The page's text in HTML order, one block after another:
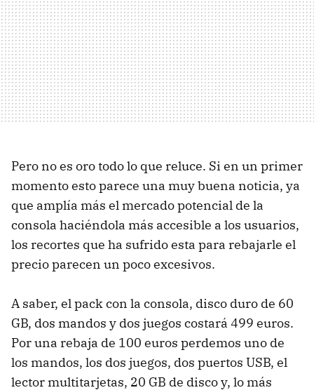
Pero no es oro todo lo que reluce. Si en un primer
momento esto parece una muy buena noticia, ya
que amplía más el mercado potencial de la
consola haciéndola más accesible a los usuarios,
los recortes que ha sufrido esta para rebajarle el
precio parecen un poco excesivos.
A saber, el pack con la consola, disco duro de 60
GB, dos mandos y dos juegos costará 499 euros.
Por una rebaja de 100 euros perdemos uno de
los mandos, los dos juegos, dos puertos USB, el
lector multitarjetas, 20 GB de disco y, lo más